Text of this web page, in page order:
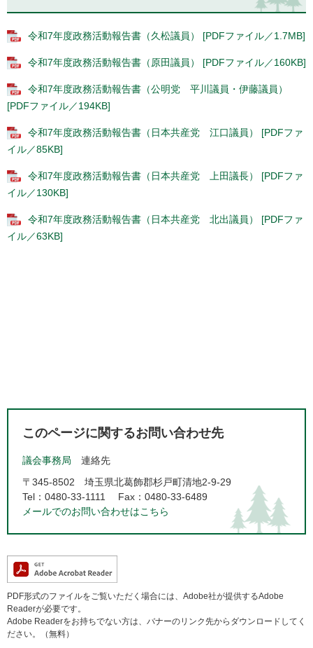
令和7年度政務活動報告書（久松議員） [PDFファイル／1.7MB]
令和7年度政務活動報告書（原田議員） [PDFファイル／160KB]
令和7年度政務活動報告書（公明党 平川議員・伊藤議員）
[PDFファイル／194KB]
令和7年度政務活動報告書（日本共産党 江口議員） [PDFファ
イル／85KB]
令和7年度政務活動報告書（日本共産党 上田議長） [PDFファ
イル／130KB]
令和7年度政務活動報告書（日本共産党 北出議員） [PDFファ
イル／63KB]
このページに関するお問い合わせ先
議会事務局
連絡先
〒345-8502
埼玉県北葛飾郡杉戸町清地2-9-29
Tel：0480-33-1111
Fax：0480-33-6489
メールでのお問い合わせはこちら
PDF形式のファイルをご覧いただく場合には、Adobe社が提供するAdobe
Readerが必要です。
Adobe Readerをお持ちでない方は、バナーのリンク先からダウンロードしてく
ださい。（無料）